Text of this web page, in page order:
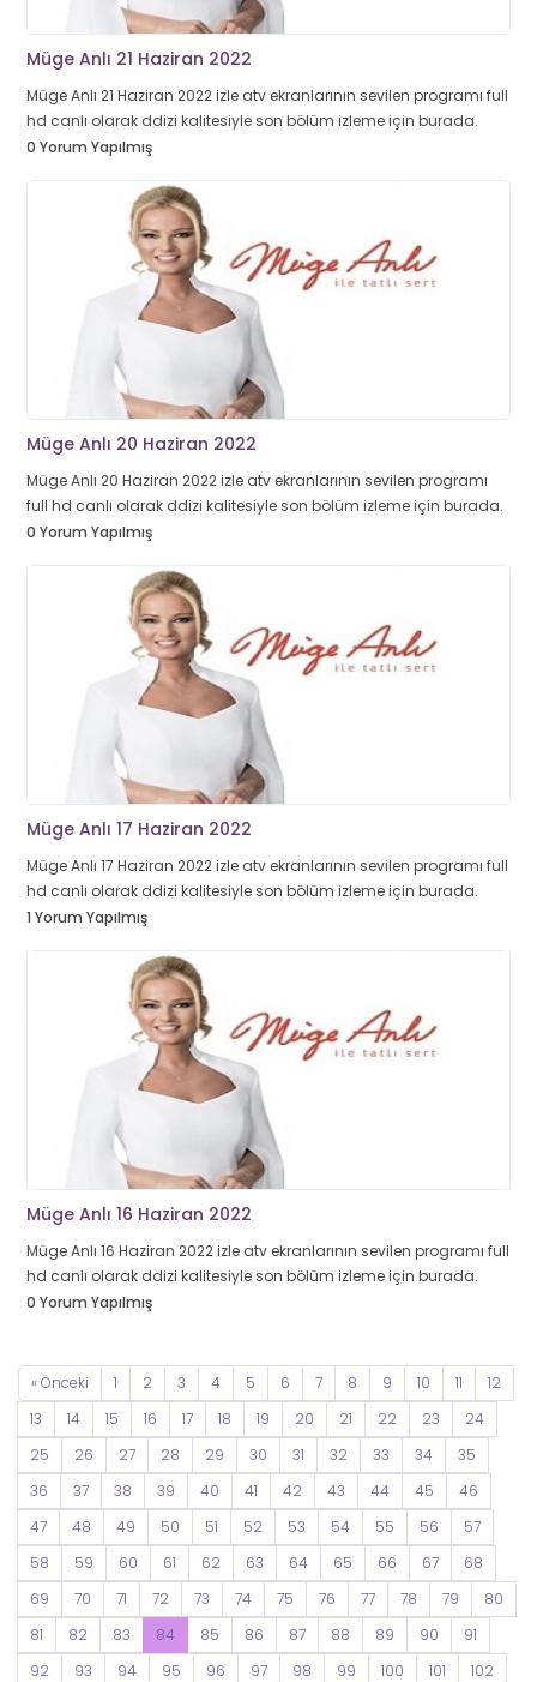
Müge Anlı 21 Haziran 2022
Müge Anlı 21 Haziran 2022 izle atv ekranlarının sevilen programı full
hd canlı olarak ddizi kalitesiyle son bölüm izleme için burada.
0 Yorum Yapılmış
Müge Anlı 20 Haziran 2022
Müge Anlı 20 Haziran 2022 izle atv ekranlarının sevilen programı
full hd canlı olarak ddizi kalitesiyle son bölüm izleme için burada.
0 Yorum Yapılmış
Müge Anlı 17 Haziran 2022
Müge Anlı 17 Haziran 2022 izle atv ekranlarının sevilen programı full
hd canlı olarak ddizi kalitesiyle son bölüm izleme için burada.
1 Yorum Yapılmış
Müge Anlı 16 Haziran 2022
Müge Anlı 16 Haziran 2022 izle atv ekranlarının sevilen programı full
hd canlı olarak ddizi kalitesiyle son bölüm izleme için burada.
0 Yorum Yapılmış
« Önceki 1 2 3 4 5 6 7 8 9 10 11
12
13
14 15 16 17 18 19 20 21 22 23
24
25
26 27 28 29 30 31 32 33 34
35
36
37 38 39 40 41 42 43 44 45
46
47
48 49 50 51 52 53 54 55 56
57
58
59 60 61 62 63 64 65 66 67
68
69
70 71 72 73 74 75 76 77 78 79
80
81
82 83 84 85 86 87 88 89 90
91
92
93 94 95 96 97 98 99 100 101
102